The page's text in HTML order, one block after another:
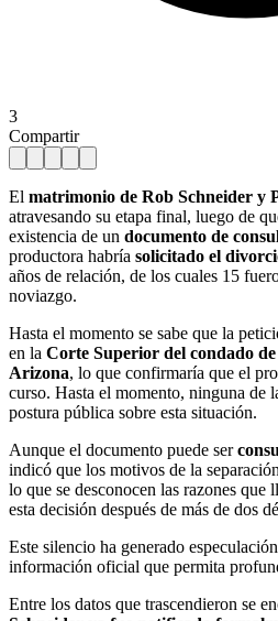
3
Compartir
El matrimonio de Rob Schneider y
atravesando su etapa final, luego de
existencia de un documento de
productora habría solicitado el
años de relación, de los cuales 15
noviazgo.
Hasta el momento se sabe que la
en la Corte Superior del condado
Arizona, lo que confirmaría que el
curso. Hasta el momento, ninguna de
postura pública sobre esta situación.
Aunque el documento puede ser
indicó que los motivos de la
lo que se desconocen las razones que
esta decisión después de más de dos
Este silencio ha generado
información oficial que permita
Entre los datos que trascendieron se